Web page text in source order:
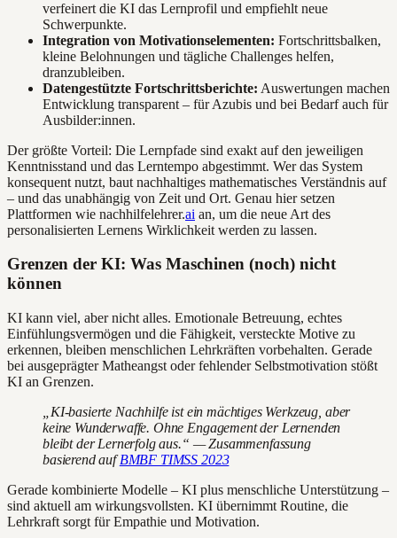
verfeinert die KI das Lernprofil und empfiehlt neue
Schwerpunkte.
Integration von Motivationselementen: Fortschrittsbalken,
kleine Belohnungen und tägliche Challenges helfen,
dranzubleiben.
Datengestützte Fortschrittsberichte: Auswertungen machen
Entwicklung transparent – für Azubis und bei Bedarf auch für
Ausbilder:innen.
Der größte Vorteil: Die Lernpfade sind exakt auf den jeweiligen
Kenntnisstand und das Lerntempo abgestimmt. Wer das System
konsequent nutzt, baut nachhaltiges mathematisches Verständnis auf
– und das unabhängig von Zeit und Ort. Genau hier setzen
Plattformen wie nachhilfelehrer.ai an, um die neue Art des
personalisierten Lernens Wirklichkeit werden zu lassen.
Grenzen der KI: Was Maschinen (noch) nicht
können
KI kann viel, aber nicht alles. Emotionale Betreuung, echtes
Einfühlungsvermögen und die Fähigkeit, versteckte Motive zu
erkennen, bleiben menschlichen Lehrkräften vorbehalten. Gerade
bei ausgeprägter Matheangst oder fehlender Selbstmotivation stößt
KI an Grenzen.
„KI-basierte Nachhilfe ist ein mächtiges Werkzeug, aber
keine Wunderwaffe. Ohne Engagement der Lernenden
bleibt der Lernerfolg aus.“ — Zusammenfassung
basierend aufBMBF TIMSS 2023
Gerade kombinierte Modelle – KI plus menschliche Unterstützung –
sind aktuell am wirkungsvollsten. KI übernimmt Routine, die
Lehrkraft sorgt für Empathie und Motivation.